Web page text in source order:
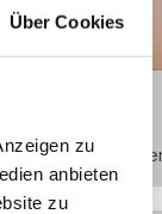
Über Cookies
zu
anbieten
zu
Auswahl an